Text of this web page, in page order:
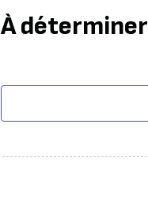
À déterminer